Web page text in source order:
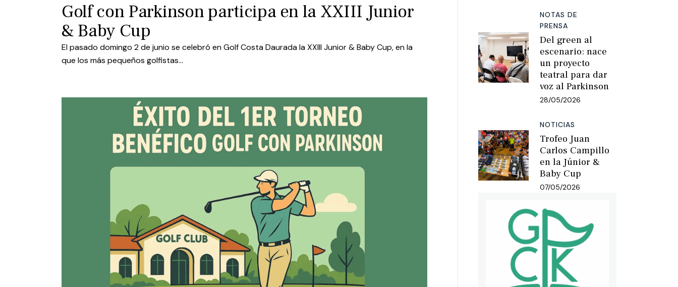
Golf con Parkinson participa en la XXIII Junior
& Baby Cup
El pasado domingo 2 de junio se celebró en Golf Costa Daurada la XXIII Junior & Baby Cup, en la
que los más pequeños golfistas…
NOTAS DE
PRENSA
Del green al
escenario: nace
un proyecto
teatral para dar
voz al Parkinson
28/05/2026
NOTICIAS
Trofeo Juan
Carlos Campillo
en la Júnior &
Baby Cup
07/05/2026